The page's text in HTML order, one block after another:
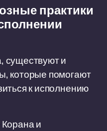
практики
существуют и
которые помогают
к исполнению
и